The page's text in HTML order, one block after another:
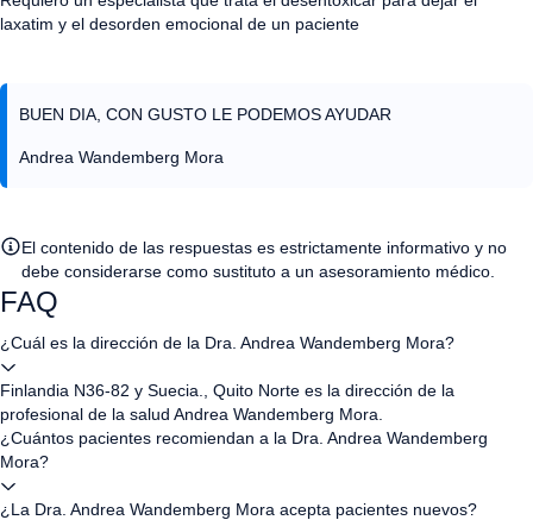
laxatim y el desorden emocional de un paciente
BUEN DIA, CON GUSTO LE PODEMOS AYUDAR
Andrea Wandemberg Mora
El contenido de las respuestas es estrictamente informativo y no
debe considerarse como sustituto a un asesoramiento médico.
FAQ
¿Cuál es la dirección de la Dra. Andrea Wandemberg Mora?
Finlandia N36-82 y Suecia., Quito Norte es la dirección de la
profesional de la salud Andrea Wandemberg Mora.
¿Cuántos pacientes recomiendan a la Dra. Andrea Wandemberg
Mora?
¿La Dra. Andrea Wandemberg Mora acepta pacientes nuevos?